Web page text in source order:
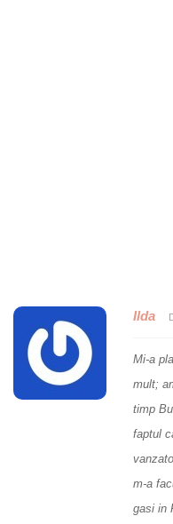
Ilda
Mi-a
mult;
timp
faptul
m-a
gasi in